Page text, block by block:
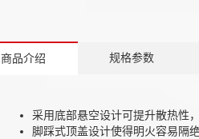
商品介绍 规格参数
采用底部悬空设计可提升散热性
脚踩式顶盖设计使得明火容易隔绝